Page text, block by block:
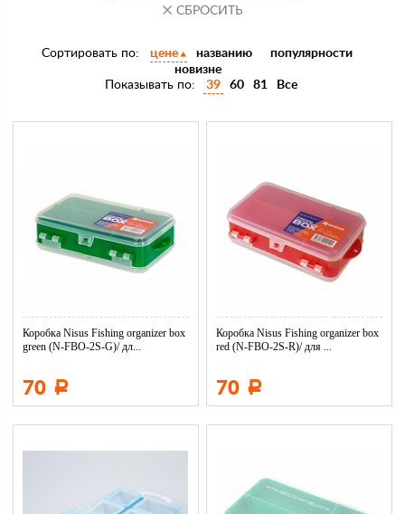
Сортировать по: цене названию
популярности
новизне
Показывать по:
39 60 81 Все
Коробка Nisus Fishing organizer box
green (N-FBO-2S-G)/ дл...
70 Р
Коробка Nisus Fishing organizer box
red (N-FBO-2S-R)/ для ...
70 Р